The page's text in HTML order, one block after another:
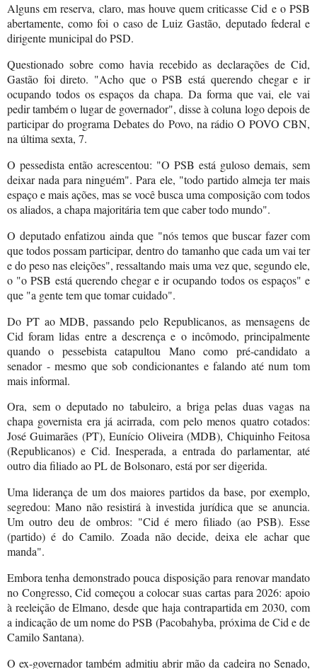
Alguns em reserva, claro, mas houve quem criticasse Cid e o PSB
abertamente, como foi o caso de Luiz Gastão, deputado federal e
dirigente municipal do PSD.
Questionado sobre como havia recebido as declarações de Cid,
Gastão foi direto. "Acho que o PSB está querendo chegar e ir
ocupando todos os espaços da chapa. Da forma que vai, ele vai
pedir também o lugar de governador", disse à coluna logo depois de
participar do programa Debates do Povo, na rádio O POVO CBN,
na última sexta, 7.
O pessedista então acrescentou: "O PSB está guloso demais, sem
deixar nada para ninguém". Para ele, "todo partido almeja ter mais
espaço e mais ações, mas se você busca uma composição com todos
os aliados, a chapa majoritária tem que caber todo mundo".
O deputado enfatizou ainda que "nós temos que buscar fazer com
que todos possam participar, dentro do tamanho que cada um vai ter
e do peso nas eleições", ressaltando mais uma vez que, segundo ele,
o "o PSB está querendo chegar e ir ocupando todos os espaços" e
que "a gente tem que tomar cuidado".
Do PT ao MDB, passando pelo Republicanos, as mensagens de
Cid foram lidas entre a descrença e o incômodo, principalmente
quando o pessebista catapultou Mano como pré-candidato a
senador - mesmo que sob condicionantes e falando até num tom
mais informal.
Ora, sem o deputado no tabuleiro, a briga pelas duas vagas na
chapa governista era já acirrada, com pelo menos quatro cotados:
José Guimarães (PT), Eunício Oliveira (MDB), Chiquinho Feitosa
(Republicanos) e Cid. Inesperada, a entrada do parlamentar, até
outro dia filiado ao PL de Bolsonaro, está por ser digerida.
Uma liderança de um dos maiores partidos da base, por exemplo,
segredou: Mano não resistirá à investida jurídica que se anuncia.
Um outro deu de ombros: "Cid é mero filiado (ao PSB). Esse
(partido) é do Camilo. Zoada não decide, deixa ele achar que
manda".
Embora tenha demonstrado pouca disposição para renovar mandato
no Congresso, Cid começou a colocar suas cartas para 2026: apoio
à reeleição de Elmano, desde que haja contrapartida em 2030, com
a indicação de um nome do PSB (Pacobahyba, próxima de Cid e de
Camilo Santana).
O ex-governador também admitiu abrir mão da cadeira no Senado,